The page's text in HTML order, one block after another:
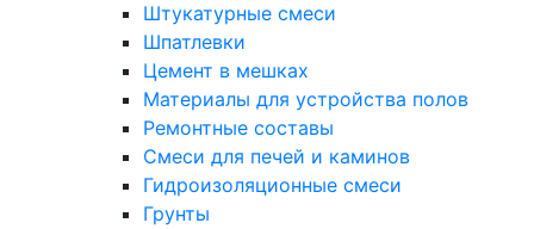
Штукатурные смеси
Шпатлевки
Цемент в мешках
Материалы для устройства полов
Ремонтные составы
Смеси для печей и каминов
Гидроизоляционные смеси
Грунты